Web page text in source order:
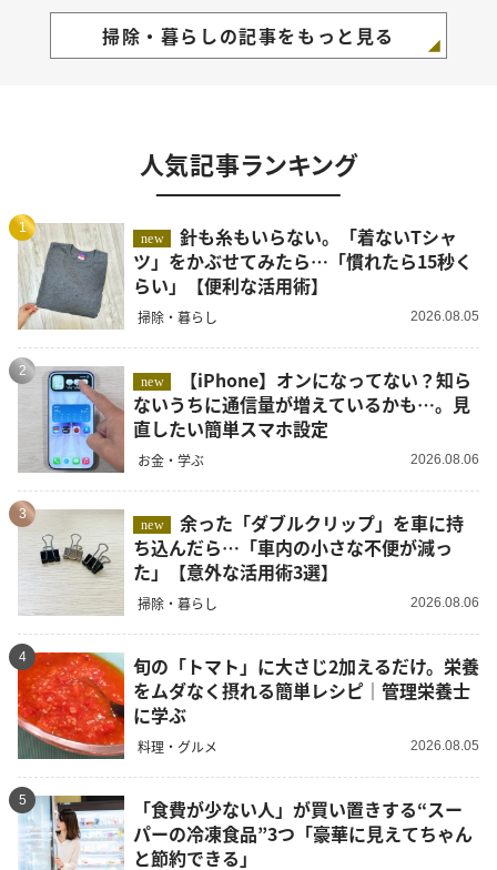
掃除・暮らしの記事をもっと見る
人気記事ランキング
1
new
針も糸もいらない。「着ないTシャ
ツ」をかぶせてみたら…「慣れたら15秒く
らい」【便利な活用術】
掃除・暮らし 2026.08.05
2
new
ないうちに通信量が増えているかも…。見
直したい簡単スマホ設定
お金・学ぶ 2026.08.06
3
new
余った「ダブルクリップ」を車に持
ち込んだら…「車内の小さな不便が減っ
た」【意外な活用術3選】
掃除・暮らし 2026.08.06
4
旬の「トマト」に大さじ2加えるだけ。栄養
をムダなく摂れる簡単レシピ｜管理栄養士
に学ぶ
料理・グルメ 2026.08.05
5
「食費が少ない人」が買い置きする“スー
パーの冷凍食品”3つ「豪華に見えてちゃん
と節約できる」